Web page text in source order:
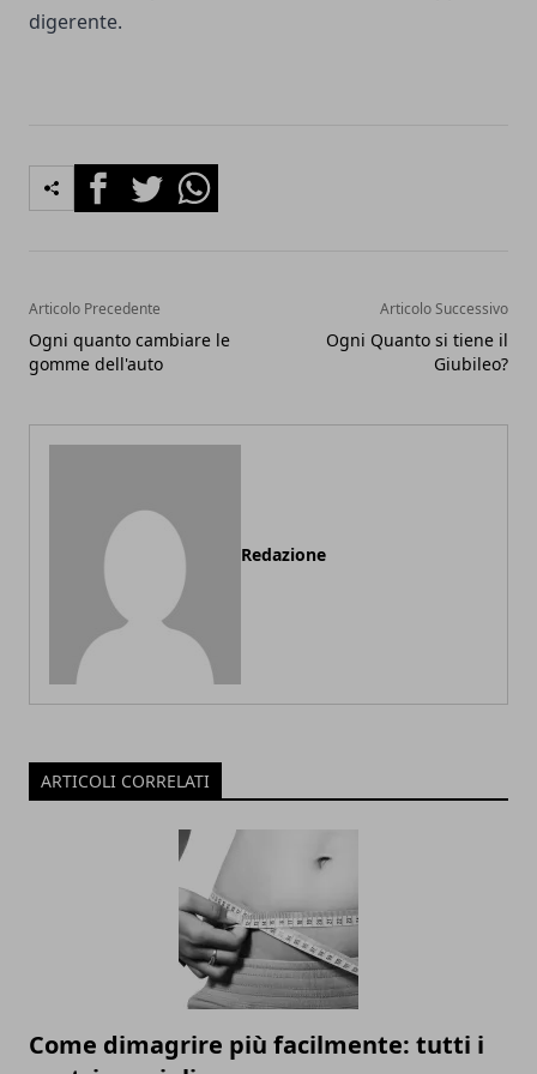
digerente.
FacebookTwitterWhatsapp
Articolo Precedente
Ogni quanto cambiare le
gomme dell'auto
Articolo Successivo
Ogni Quanto si tiene il
Giubileo?
Redazione
ARTICOLI CORRELATI
Come dimagrire più facilmente: tutti i